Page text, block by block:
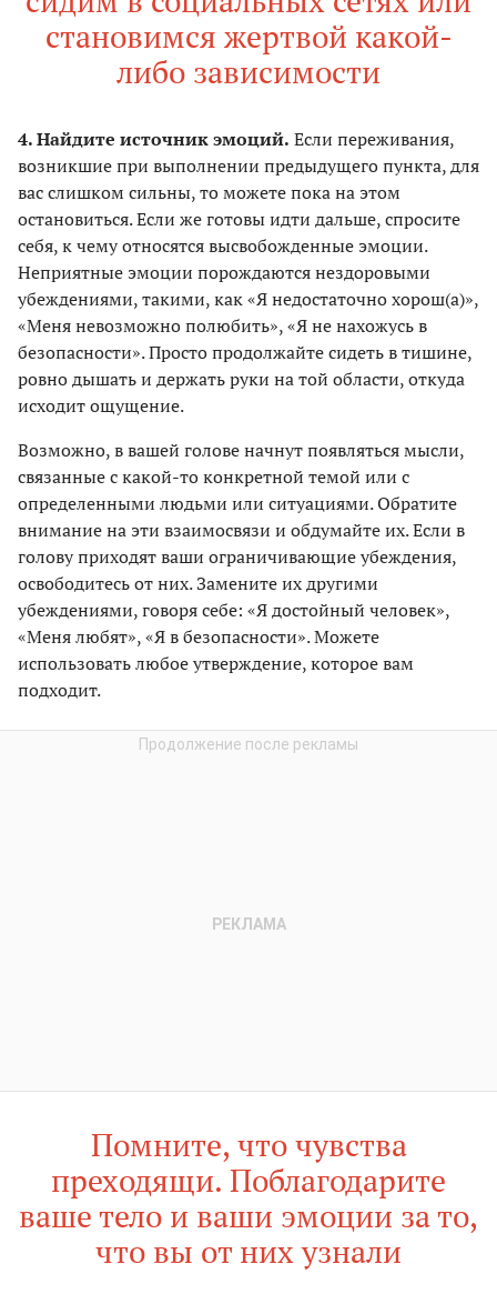
становимся жертвой какой-
либо зависимости
4. Найдите источник эмоций. Если переживания,
возникшие при выполнении предыдущего пункта, для
вас слишком сильны, то можете пока на этом
остановиться. Если же готовы идти дальше, спросите
себя, к чему относятся высвобожденные эмоции.
Неприятные эмоции порождаются нездоровыми
убеждениями, такими, как «Я недостаточно хорош(а)»,
«Меня невозможно полюбить», «Я не нахожусь в
безопасности». Просто продолжайте сидеть в тишине,
ровно дышать и держать руки на той области, откуда
исходит ощущение.
Возможно, в вашей голове начнут появляться мысли,
связанные с какой-то конкретной темой или с
определенными людьми или ситуациями. Обратите
внимание на эти взаимосвязи и обдумайте их. Если в
голову приходят ваши ограничивающие убеждения,
освободитесь от них. Замените их другими
убеждениями, говоря себе: «Я достойный человек»,
«Меня любят», «Я в безопасности». Можете
использовать любое утверждение, которое вам
подходит.
Помните, что чувства
преходящи. Поблагодарите
ваше тело и ваши эмоции за то,
что вы от них узнали